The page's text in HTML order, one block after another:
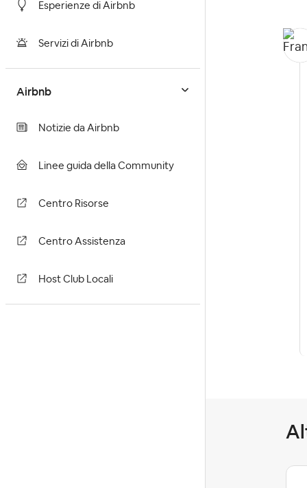
Esperienze di Airbnb
Servizi di Airbnb
Airbnb
Notizie da Airbnb
Linee guida della Community
Centro Risorse
Centro Assistenza
Host Club Locali